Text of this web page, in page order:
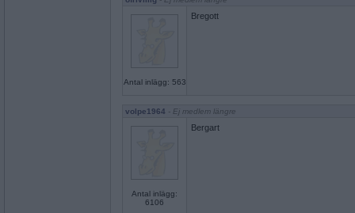
Antal inlägg: 563
Bregott
volpe1964 - Ej medlem längre
Antal inlägg:
6106
Bergart